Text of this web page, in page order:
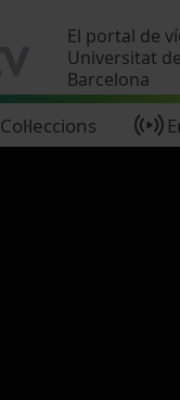
El portal de
Universitat de
Barcelona
Col·leccions